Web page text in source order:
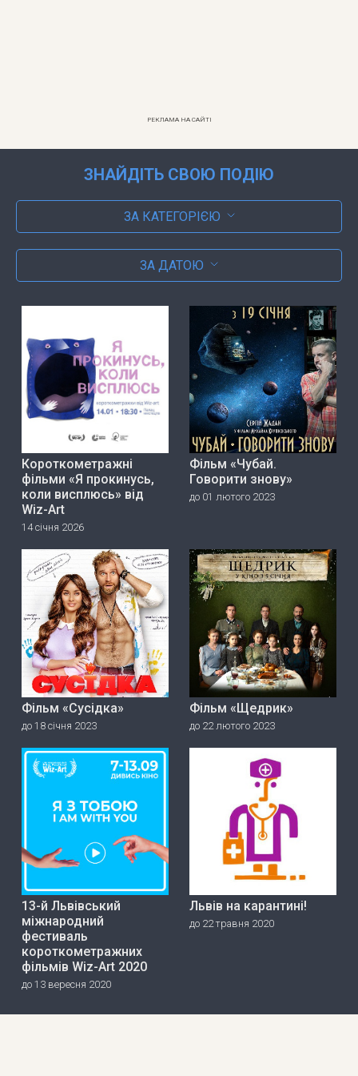
РЕКЛАМА НА САЙТІ
ЗНАЙДІТЬ СВОЮ ПОДІЮ
ЗА КАТЕГОРІЄЮ
ЗА ДАТОЮ
Короткометражні
фільми «Я прокинусь,
коли висплюсь» від
Wiz-Art
14 січня 2026
Фільм «Чубай.
Говорити знову»
до 01 лютого 2023
Фільм «Сусідка»
до 18 січня 2023
Фільм «Щедрик»
до 22 лютого 2023
13-й Львівський
міжнародний
фестиваль
короткометражних
фільмів Wiz-Art 2020
до 13 вересня 2020
Львів на карантині!
до 22 травня 2020